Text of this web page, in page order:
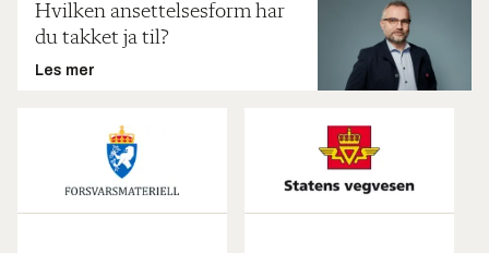
Hvilken ansettelsesform har
du takket ja til?
Les mer